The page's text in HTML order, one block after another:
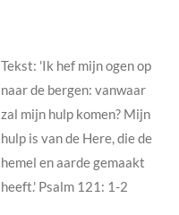
Tekst: 'Ik hef mijn ogen op
naar de bergen: vanwaar
zal mijn hulp komen? Mijn
hulp is van de Here, die de
hemel en aarde gemaakt
heeft.' Psalm 121: 1-2